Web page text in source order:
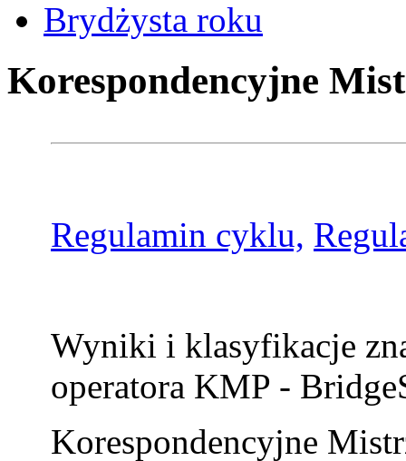
Brydżysta roku
Korespondencyjne
Regulamin cyklu,
Wyniki i klasyfikacje
operatora KMP -
Korespondencyjne